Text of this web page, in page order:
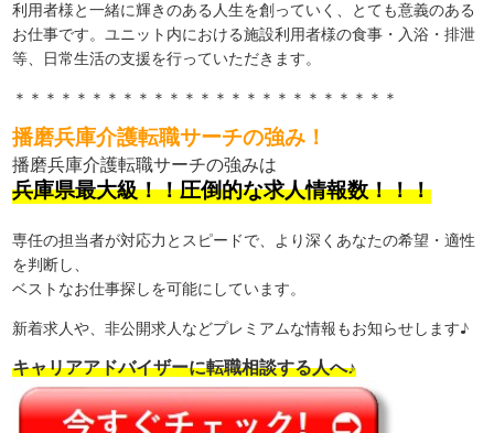
利用者様と一緒に輝きのある人生を創っていく、とても意義のある
お仕事です。ユニット内における施設利用者様の食事・入浴・排泄
等、日常生活の支援を行っていただきます。
＊＊＊＊＊＊＊＊＊＊＊＊＊＊＊＊＊＊＊＊＊＊＊＊＊
播磨兵庫介護転職サーチの強み！
播磨兵庫介護転職サーチの強みは
兵庫県最大級！！圧倒的な求人情報数！！！
専任の担当者が対応力とスピードで、より深くあなたの希望・適性
を判断し、
ベストなお仕事探しを可能にしています。
新着求人や、非公開求人などプレミアムな情報もお知らせします♪
キャリアアドバイザーに転職相談する人へ♪